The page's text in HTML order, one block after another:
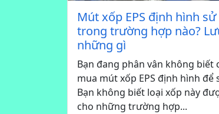
Mút xốp EPS định hình
trong trường hợp nào?
những gì
Bạn đang phân vân không biết
mua mút xốp EPS định hình để
Bạn không biết loại xốp này
cho những trường hợp...